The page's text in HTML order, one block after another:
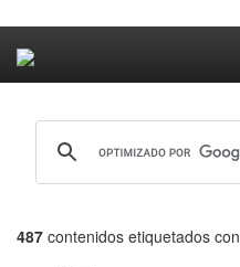
487 contenidos etiquetados con